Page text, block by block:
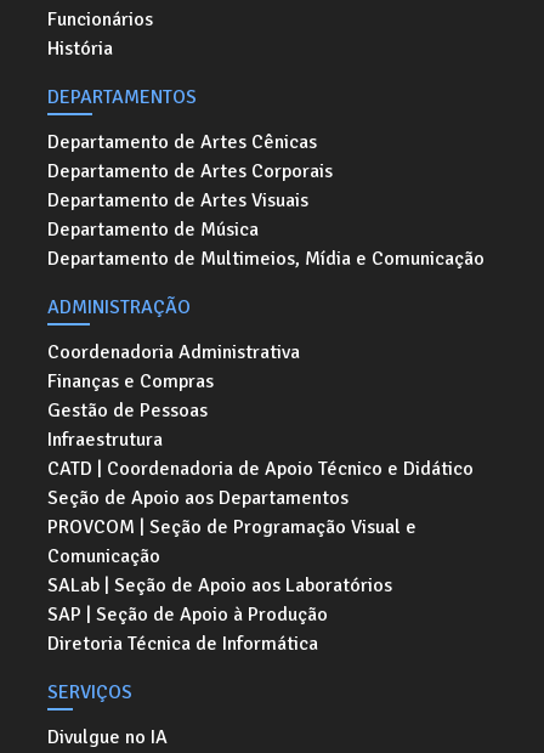
Funcionários
História
DEPARTAMENTOS
Departamento de Artes Cênicas
Departamento de Artes Corporais
Departamento de Artes Visuais
Departamento de Música
Departamento de Multimeios, Mídia e Comunicação
ADMINISTRAÇÃO
Coordenadoria Administrativa
Finanças e Compras
Gestão de Pessoas
Infraestrutura
CATD | Coordenadoria de Apoio Técnico e Didático
Seção de Apoio aos Departamentos
PROVCOM | Seção de Programação Visual e
Comunicação
SALab | Seção de Apoio aos Laboratórios
SAP | Seção de Apoio à Produção
Diretoria Técnica de Informática
SERVIÇOS
Divulgue no IA